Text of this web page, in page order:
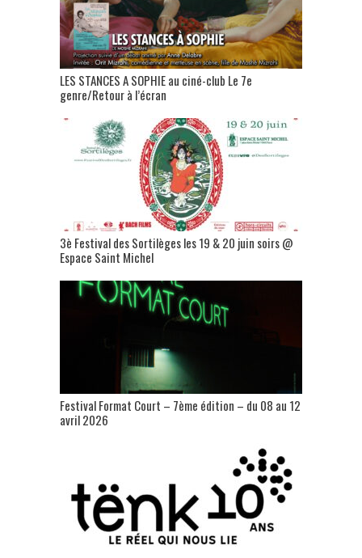
LES STANCES A SOPHIE au ciné-club Le 7e
genre/Retour à l’écran
3è Festival des Sortilèges les 19 & 20 juin soirs @
Espace Saint Michel
Festival Format Court – 7ème édition – du 08 au 12
avril 2026